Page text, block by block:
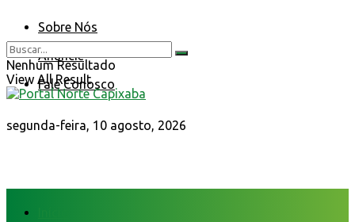
Sobre Nós
Anuncie
Fale Conosco
segunda-feira, 10 agosto, 2026
Nenhum Resultado
View All Result